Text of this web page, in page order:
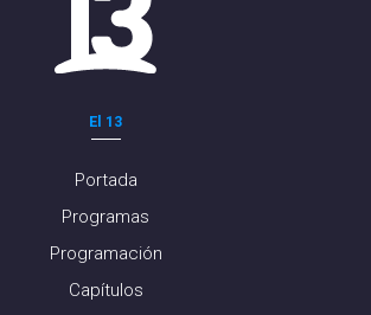
El 13
Portada
Programas
Programación
Capítulos